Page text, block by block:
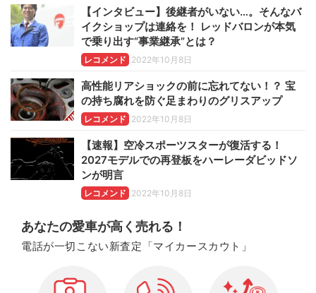
【インタビュー】後継者がいない…。そんなバ
イクショップは連絡を！ レッドバロンが本気
で乗り出す“事業継承”とは？
レコメンド 2022年10月8日
高性能リアショックの前に忘れてない！？ 宝
の持ち腐れを防ぐ足まわりのグリスアップ
レコメンド 2022年10月8日
【速報】空冷スポーツスターが復活する！
2027モデルでの再登板をハーレーダビッドソ
ンが明言
レコメンド 2022年10月8日
あなたの愛車が高く売れる！
電話が一切こない新査定「マイカースカウト」